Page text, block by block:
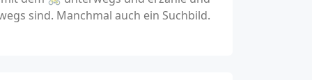
sind. Manchmal auch ein Suchbild.